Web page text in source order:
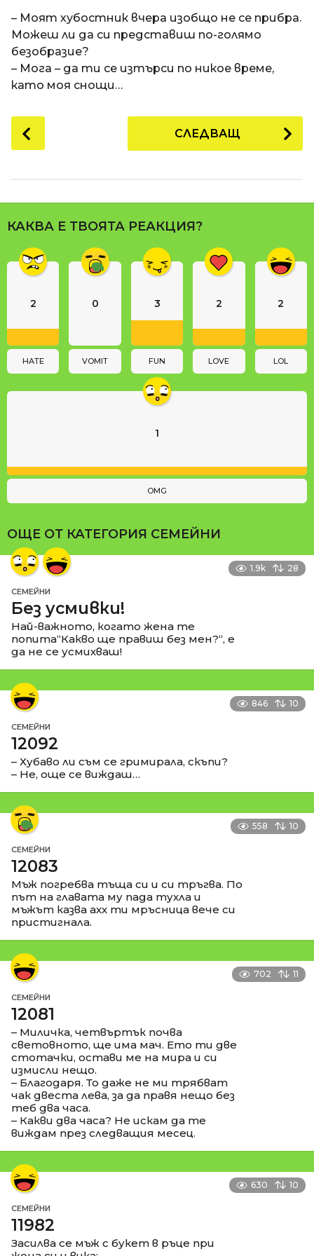
п
р
е
д
и
8
о
н
п
t
i
– Моят хубостник вчера изобщо не се прибра.
Можеш ли да си представиш по-голямо
безобразие?
– Мога – да ти се изтърси по никое време,
като моя снощи…
o
P
a
g
n
i
o
СЛЕДВАЩ
КАКВА Е ТВОЯТА РЕАКЦИЯ?
2
HATE
0
VOMIT
3
FUN
2
LOVE
2
LOL
1
OMG
ОЩЕ ОТ КАТЕГОРИЯ СЕМЕЙНИ
1.9k 28
СЕМЕЙНИ
Без усмивки!
Най-важното, когато жена те
попита“Какво ще правиш без мен?“, е
да не се усмихваш!
846 10
СЕМЕЙНИ
12092
– Хубаво ли съм се гримирала, скъпи?
– Не, още се виждаш…
558 10
СЕМЕЙНИ
12083
Мъж погребва тъща си и си тръгва. По
път на главата му пада тухла и
мъжът казва ахх ти мръсница вече си
пристигнала.
702 11
СЕМЕЙНИ
12081
– Миличка, четвъртък почва
световното, ще има мач. Ето ти две
стотачки, остави ме на мира и си
измисли нещо.
– Благодаря. То даже не ми трябват
чак двеста лева, за да правя нещо без
теб два часа.
– Какви два часа? Не искам да те
виждам през следващия месец.
630 10
СЕМЕЙНИ
11982
Засилва се мъж с букет в ръце при